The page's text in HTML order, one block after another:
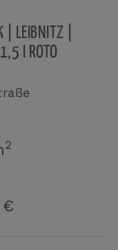
| LEIBNITZ |
I ROTO
2
€